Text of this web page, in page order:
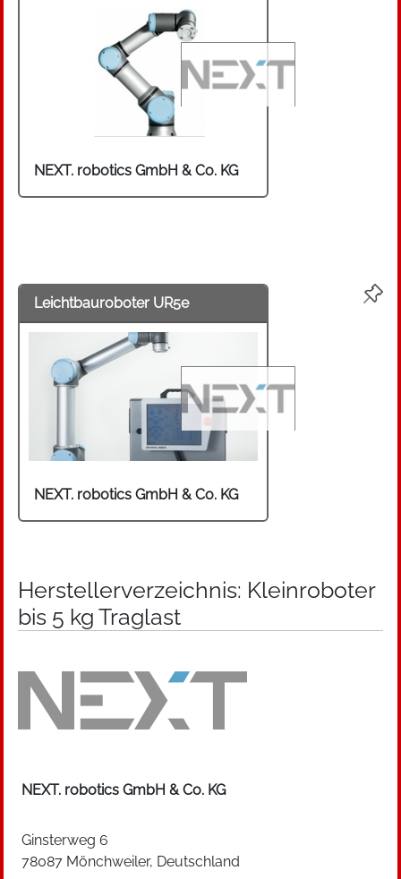
NEXT. robotics GmbH & Co. KG
Leichtbauroboter UR5e
NEXT. robotics GmbH & Co. KG
Herstellerverzeichnis: Kleinroboter
bis 5 kg Traglast
NEXT. robotics GmbH & Co. KG
Ginsterweg 6
78087 Mönchweiler, Deutschland